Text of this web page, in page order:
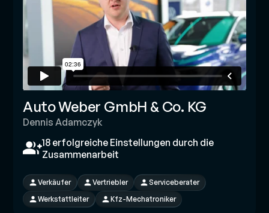
Auto Weber GmbH & Co. KG
Dennis Adamczyk
18 erfolgreiche Einstellungen durch die
Zusammenarbeit
Verkäufer Vertriebler
Serviceberater
Werkstattleiter
Kfz-Mechatroniker